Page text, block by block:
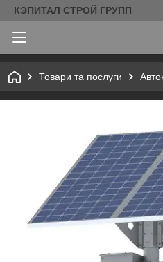
КЭПИТАЛ СТРОЙ ГРУПП
Товари та послуги